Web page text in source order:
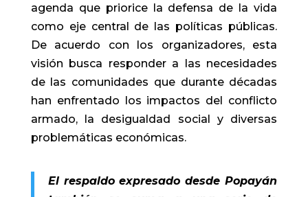
agenda que priorice la defensa de la vida
como eje central de las políticas públicas.
De acuerdo con los organizadores, esta
visión busca responder a las necesidades
de las comunidades que durante décadas
han enfrentado los impactos del conflicto
armado, la desigualdad social y diversas
problemáticas económicas.
El respaldo expresado desde Popayán